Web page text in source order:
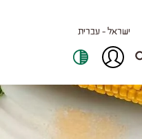
ישראל - עברית
כניסה
/